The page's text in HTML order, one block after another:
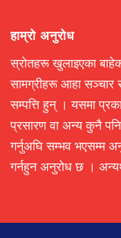
हाम्रो अनुरोध
स्रोतहरू खुलाइएका
सामग्रीहरू आहा सञ्चार
सम्पत्ति हुन् । यसमा
प्रसारण वा अन्य कुनै
गर्नुअघि सम्भव भएसम्म
गर्नहुन अनुरोध छ ।